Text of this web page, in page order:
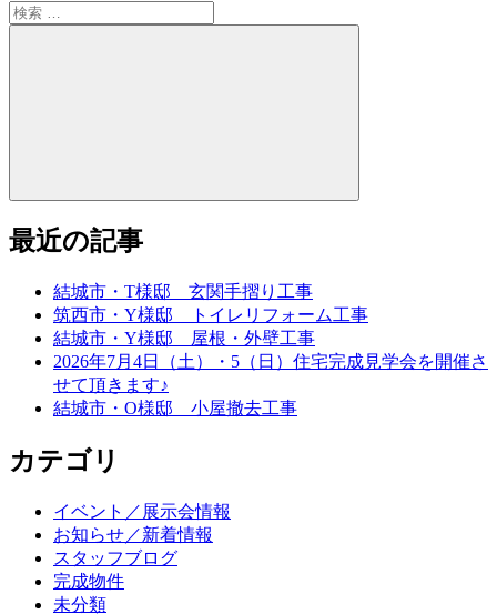
検
索:
最近の記事
結城市・T様邸 玄関手摺り工事
筑西市・Y様邸 トイレリフォーム工事
結城市・Y様邸 屋根・外壁工事
2026年7月4日（土）・5（日）住宅完成見学会を開催さ
せて頂きます♪
結城市・O様邸 小屋撤去工事
カテゴリ
イベント／展示会情報
お知らせ／新着情報
スタッフブログ
完成物件
未分類